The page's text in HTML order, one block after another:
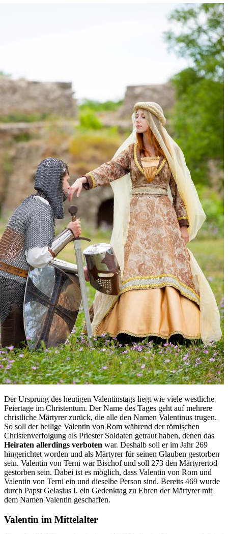
Der Ursprung des heutigen Valentinstags liegt wie viele westliche
Feiertage im Christentum. Der Name des Tages geht auf mehrere
christliche Märtyrer zurück, die alle den Namen Valentinus trugen.
So soll der heilige Valentin von Rom während der römischen
Christenverfolgung als Priester Soldaten getraut haben, denen das
Heiraten allerdings verboten war. Deshalb soll er im Jahr 269
hingerichtet worden und als Märtyrer für seinen Glauben gestorben
sein. Valentin von Terni war Bischof und soll 273 den Märtyrertod
gestorben sein. Dabei ist es möglich, dass Valentin von Rom und
Valentin von Terni ein und dieselbe Person sind. Bereits 469 wurde
durch Papst Gelasius I. ein Gedenktag zu Ehren der Märtyrer mit
dem Namen Valentin geschaffen.
Valentin im Mittelalter